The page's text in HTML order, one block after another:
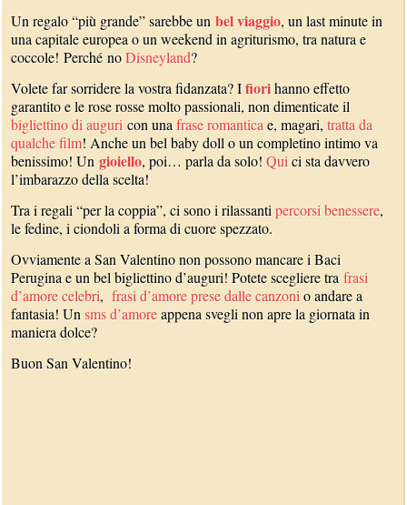
Un regalo “più grande” sarebbe unbel viaggio, un last minute in
una capitale europea o un weekend in agriturismo, tra natura e
coccole! Perché noDisneyland?
Volete far sorridere la vostra fidanzata? Ifiori hanno effetto
garantito e le rose rosse molto passionali, non dimenticate il
bigliettino di auguri con unafrase romanticae, magari,tratta da
qualche film! Anche un bel baby doll o un completino intimo va
benissimo! Ungioiello, poi… parla da solo!Quici sta davvero
l’imbarazzo della scelta!
Tra i regali “per la coppia”, ci sono i rilassantipercorsi benessere,
le fedine, i ciondoli a forma di cuore spezzato.
Ovviamente a San Valentino non possono mancare i Baci
Perugina e un bel bigliettino d’auguri! Potete scegliere trafrasi
d’amore celebri,frasi d’amore prese dalle canzonio andare a
fantasia! Unsms d’amoreappena svegli non apre la giornata in
maniera dolce?
Buon San Valentino!